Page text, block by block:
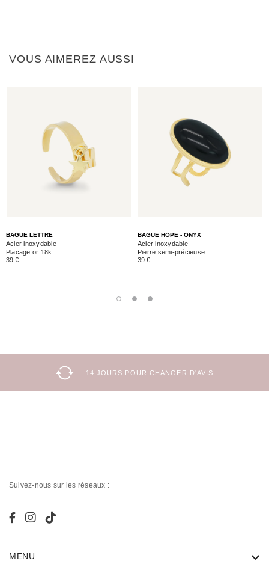
VOUS AIMEREZ AUSSI
BAGUE LETTRE
Acier inoxydable
Placage or 18k
39 €
BAGUE HOPE - ONYX
Acier inoxydable
Pierre semi-précieuse
39 €
14 JOURS POUR CHANGER D'AVIS
Suivez-nous sur les réseaux :
MENU